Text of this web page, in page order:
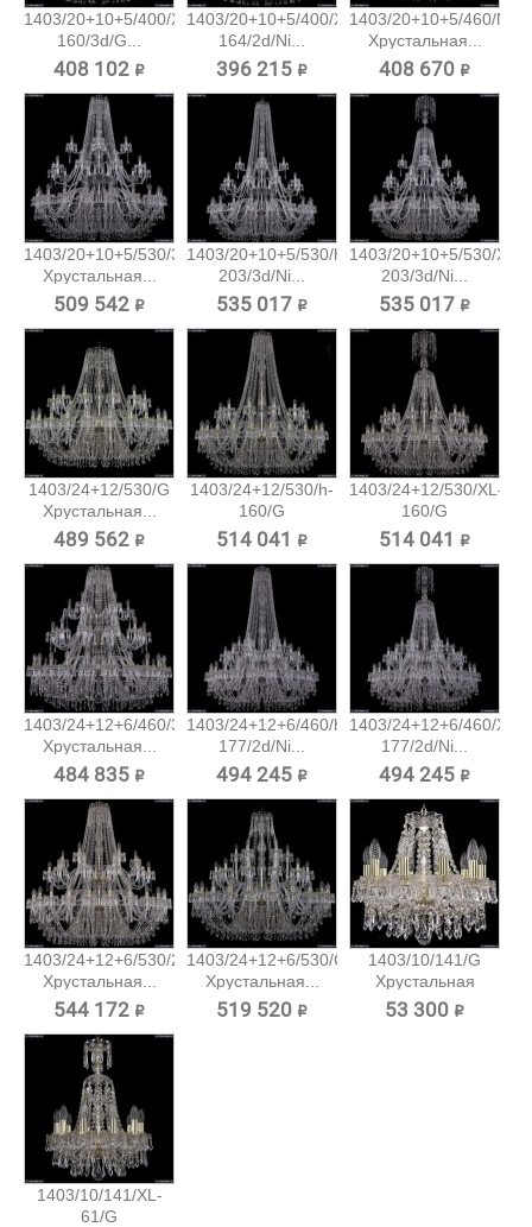
1403/20+10+5/400/XL-
160/3d/G...
408 102 ₽
1403/20+10+5/400/XL-
164/2d/Ni...
396 215 ₽
1403/20+10+5/460/Ni
Хрустальная...
408 670 ₽
1403/20+10+5/530/3d/Ni
Хрустальная...
509 542 ₽
1403/20+10+5/530/h-
203/3d/Ni...
535 017 ₽
1403/20+10+5/530/XL-
203/3d/Ni...
535 017 ₽
1403/24+12/530/G
Хрустальная...
489 562 ₽
1403/24+12/530/h-
160/G
Хрустальная...
514 041 ₽
1403/24+12/530/XL-
160/G
Хрустальная...
514 041 ₽
1403/24+12+6/460/3d/Pa
Хрустальная...
484 835 ₽
1403/24+12+6/460/h-
177/2d/Ni...
494 245 ₽
1403/24+12+6/460/XL-
177/2d/Ni...
494 245 ₽
1403/24+12+6/530/2d/G
Хрустальная...
544 172 ₽
1403/24+12+6/530/G
Хрустальная...
519 520 ₽
1403/10/141/G
Хрустальная
подвесная...
53 300 ₽
1403/10/141/XL-
61/G